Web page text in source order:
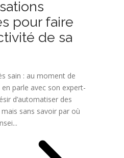
pour faire
de sa
sain : au moment de
parle avec son expert-
d’automatiser des
sans savoir par où